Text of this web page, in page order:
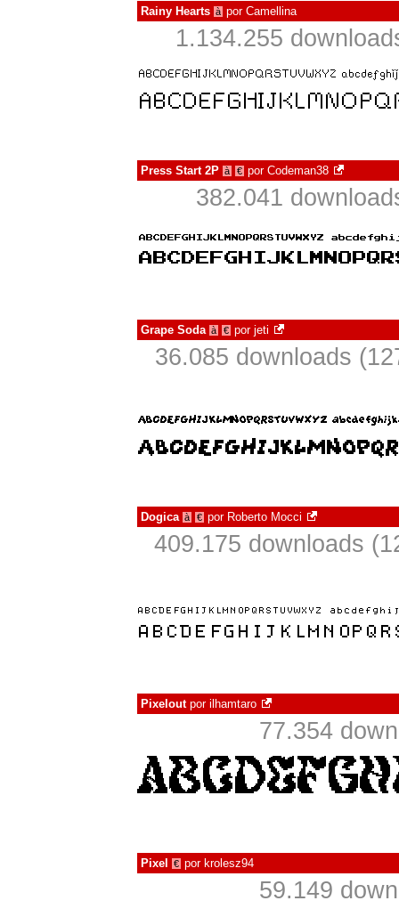
Rainy Hearts à por Camellina
1.134.255
Press Start 2P à € por Codeman38
382.041
Grape Soda à € por jeti
36.085 downloads
Dogica à € por Roberto Mocci
409.175 downloads
Pixeloutpor ilhamtaro
77.354
Pixel € por krolesz94
59.149